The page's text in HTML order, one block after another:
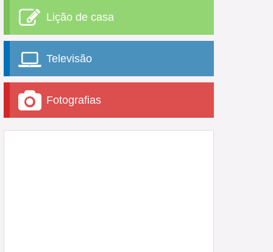
Lição de casa
Televisão
Fotografias